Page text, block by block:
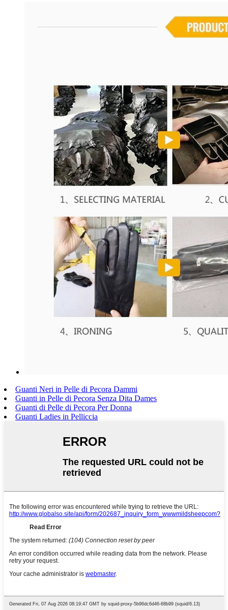
Guanti Neri in Pelle di Pecora Dammi
Guanti in Pelle di Pecora Senza Dita Dames
Guanti di Pelle di Pecora Per Donna
Guanti Ladies in Pelliccia